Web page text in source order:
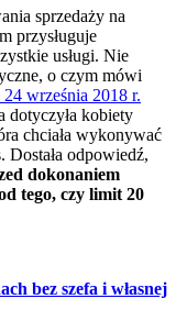
sprzedaży na
przysługuje
usługi. Nie
o czym mówi
września 2018 r.
dotyczyła kobiety
chciała wykonywać
Dostała odpowiedź,
dokonaniem
tego, czy limit 20
bez szefa i własnej